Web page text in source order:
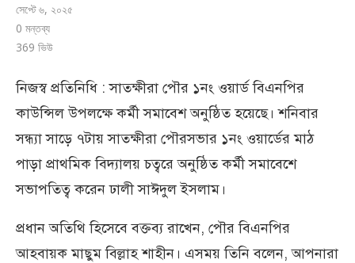
সেপ্টে ৬, ২০২৫
0 মন্তব্য
369 ভিউ
নিজস্ব প্রতিনিধি : সাতক্ষীরা পৌর ১নং ওয়ার্ড বিএনপির
কাউন্সিল উপলক্ষে কর্মী সমাবেশ অনুষ্ঠিত হয়েছে। শনিবার
সন্ধ্যা সাড়ে ৭টায় সাতক্ষীরা পৌরসভার ১নং ওয়ার্ডের মাঠ
পাড়া প্রাথমিক বিদ্যালয় চত্বরে অনুষ্ঠিত কর্মী সমাবেশে
সভাপতিত্ব করেন ঢালী সাঈদুল ইসলাম।
প্রধান অতিথি হিসেবে বক্তব্য রাখেন, পৌর বিএনপির
আহবায়ক মাছুম বিল্লাহ শাহীন। এসময় তিনি বলেন, আপনারা